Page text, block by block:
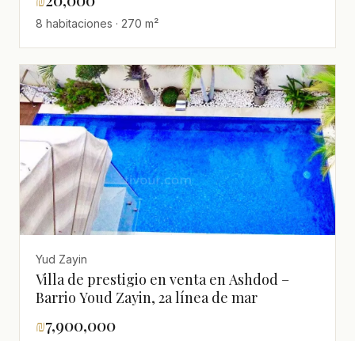
8 habitaciones · 270 m²
Yud Zayin
Villa de prestigio en venta en Ashdod –
Barrio Youd Zayin, 2a línea de mar
₪7,900,000